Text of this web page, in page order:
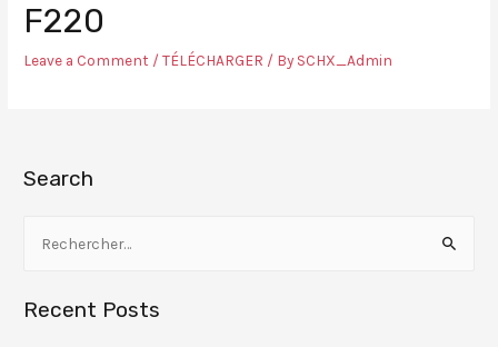
F220
Leave a Comment /TÉLÉCHARGER / By SCHX_Admin
Search
Recent Posts